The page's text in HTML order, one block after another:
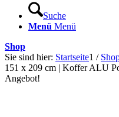
Suche
Menü Menü
Shop
Sie sind hier: Startseite1 /
151 x 209 cm | Koffer ALU
Angebot!